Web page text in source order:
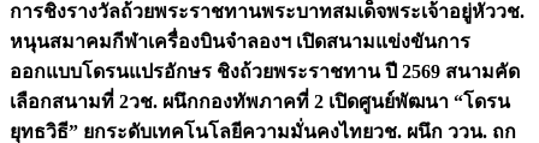
การชิงรางวัลถ้วยพระราชทานพระบาทสมเด็จพระเจ้าอยู่หัววช.
หนุนสมาคมกีฬาเครื่องบินจำลองฯ เปิดสนามแข่งขันการ
ออกแบบโดรนแปรอักษร ชิงถ้วยพระราชทาน ปี 2569 สนามคัด
เลือกสนามที่ 2วช. ผนึกกองทัพภาคที่ 2 เปิดศูนย์พัฒนา “โดรน
ยุทธวิธี” ยกระดับเทคโนโลยีความมั่นคงไทยวช. ผนึก ววน. ถก